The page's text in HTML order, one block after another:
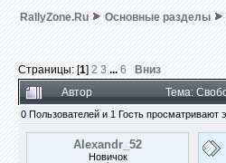
RallyZone.Ru Основные разделы
Страницы: [1] 2 3 ... 6
Вниз
Автор
Тема:
0 Пользователей и 1 Гость просматривают
Alexandr_52
Новичок